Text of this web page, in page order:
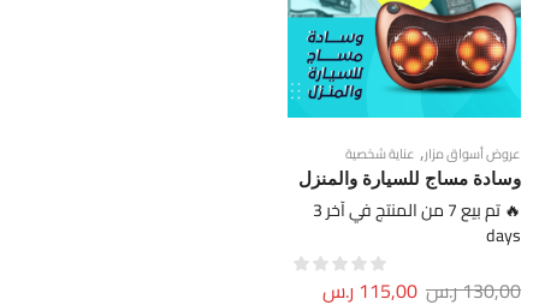
عروض أسواق مزار, عناية شخصية
وسادة مساج للسيارة والمنزل
🔥 تم بيع 7 من المنتج في آخر 3
days
130,00ر.س 115,00 ر.س